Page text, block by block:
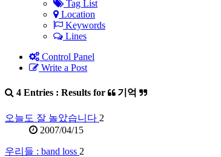
Tag List
Location
Keywords
Lines
Control Panel
Write a Post
4 Entries : Results for 기억
오늘도 잘 놀았습니다 2
2007/04/15
우리들 : band loss 2